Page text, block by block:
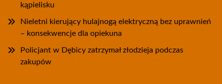
kąpielisku
Nieletni kierujący hulajnogą elektryczną bez uprawnień
– konsekwencje dla opiekuna
Policjant w Dębicy zatrzymał złodzieja podczas
zakupów